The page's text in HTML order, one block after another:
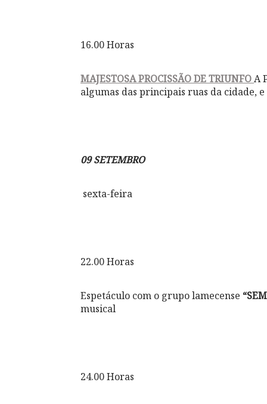
16.00 Horas
MAJESTOSA PROCISSÃO DE TRIUNFOA
algumas das principais ruas da cidade,
09 SETEMBRO
sexta-feira
22.00 Horas
Espetáculo com o grupo lamecense
musical
24.00 Horas